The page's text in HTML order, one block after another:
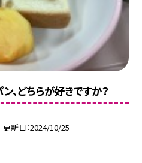
、どちらが好きですか？
更新日 2024/10/25